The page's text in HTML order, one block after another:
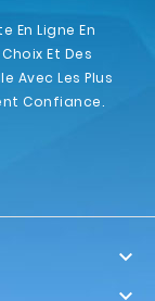
En Ligne En
Et Des
Avec Les Plus
Confiance.
